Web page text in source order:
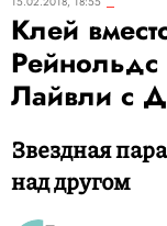
Клей
Лайвли с
Звездная
над другом